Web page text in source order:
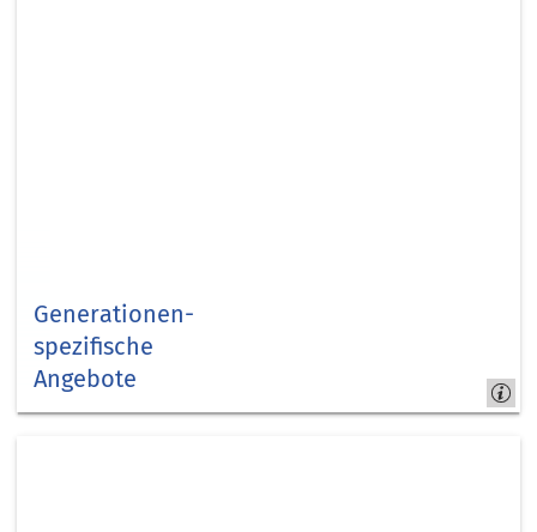
Generationen­
spezifische
Angebote